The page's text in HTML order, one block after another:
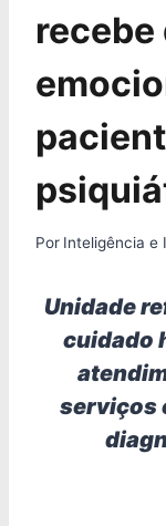
Por Inteligência e
Unidade
cuidado
serviços